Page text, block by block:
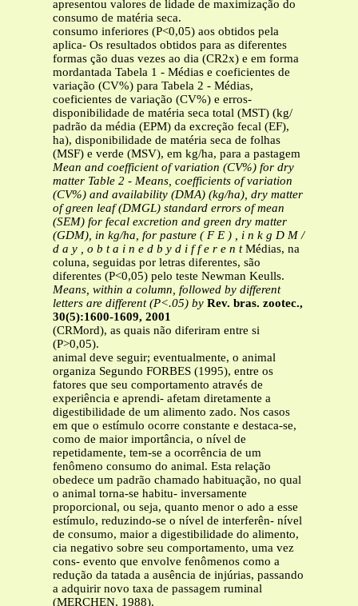
apresentou valores de lidade de maximização do
consumo de matéria seca.
consumo inferiores (P<0,05) aos obtidos pela
aplica- Os resultados obtidos para as diferentes
formas ção duas vezes ao dia (CR2x) e em forma
mordantada Tabela 1 - Médias e coeficientes de
variação (CV%) para Tabela 2 - Médias,
coeficientes de variação (CV%) e erros-
disponibilidade de matéria seca total (MST) (kg/
padrão da média (EPM) da excreção fecal (EF),
ha), disponibilidade de matéria seca de folhas
(MSF) e verde (MSV), em kg/ha, para a pastagem
Mean and coefficient of variation (CV%) for dry
matter Table 2 - Means, coefficients of variation
(CV%) and availability (DMA) (kg/ha), dry matter
of green leaf (DMGL) standard errors of mean
(SEM) for fecal excretion and green dry matter
(GDM), in kg/ha, for pasture ( F E ) , i n k g D M /
d a y , o b t a i n e d b y d i f f e r e n tMédias, na
coluna, seguidas por letras diferentes, são
diferentes (P<0,05) pelo teste Newman Keulls.
Means, within a column, followed by different
letters are different (P<.05) by Rev. bras. zootec.,
30(5):1600-1609, 2001
(CRMord), as quais não diferiram entre si
(P>0,05).
animal deve seguir; eventualmente, o animal
organiza Segundo FORBES (1995), entre os
fatores que seu comportamento através de
experiência e aprendi- afetam diretamente a
digestibilidade de um alimento zado. Nos casos
em que o estímulo ocorre constante e destaca-se,
como de maior importância, o nível de
repetidamente, tem-se a ocorrência de um
fenômeno consumo do animal. Esta relação
obedece um padrão chamado habituação, no qual
o animal torna-se habitu- inversamente
proporcional, ou seja, quanto menor o ado a esse
estímulo, reduzindo-se o nível de interferên- nível
de consumo, maior a digestibilidade do alimento,
cia negativo sobre seu comportamento, uma vez
cons- evento que envolve fenômenos como a
redução da tatada a ausência de injúrias, passando
a adquirir novo taxa de passagem ruminal
(MERCHEN, 1988).